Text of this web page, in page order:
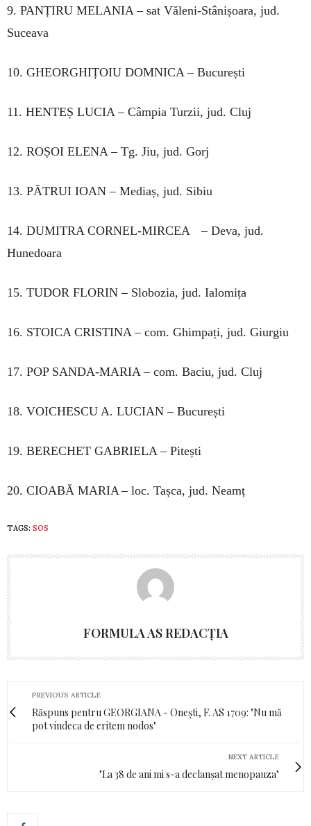
9. PANȚIRU MELANIA – sat Văleni-Stânișoara, jud.
Suceava
10. GHEORGHIȚOIU DOMNICA – București
11. HENTEȘ LUCIA – Câmpia Turzii, jud. Cluj
12. ROȘOI ELENA – Tg. Jiu, jud. Gorj
13. PĂTRUI IOAN – Mediaș, jud. Sibiu
14. DUMITRA CORNEL-MIRCEA – Deva, jud.
Hunedoara
15. TUDOR FLORIN – Slobozia, jud. Ialomița
16. STOICA CRISTINA – com. Ghimpați, jud. Giurgiu
17. POP SANDA-MARIA – com. Baciu, jud. Cluj
18. VOICHESCU A. LUCIAN – București
19. BERECHET GABRIELA – Pitești
20. CIOABĂ MARIA – loc. Tașca, jud. Neamț
TAGS: SOS
FORMULA AS REDACȚIA
PREVIOUS ARTICLE
Răspuns pentru GEORGIANA - Onești, F. AS 1709: "Nu mă
pot vindeca de eritem nodos"
NEXT ARTICLE
"La 38 de ani mi s-a declanșat menopauza"